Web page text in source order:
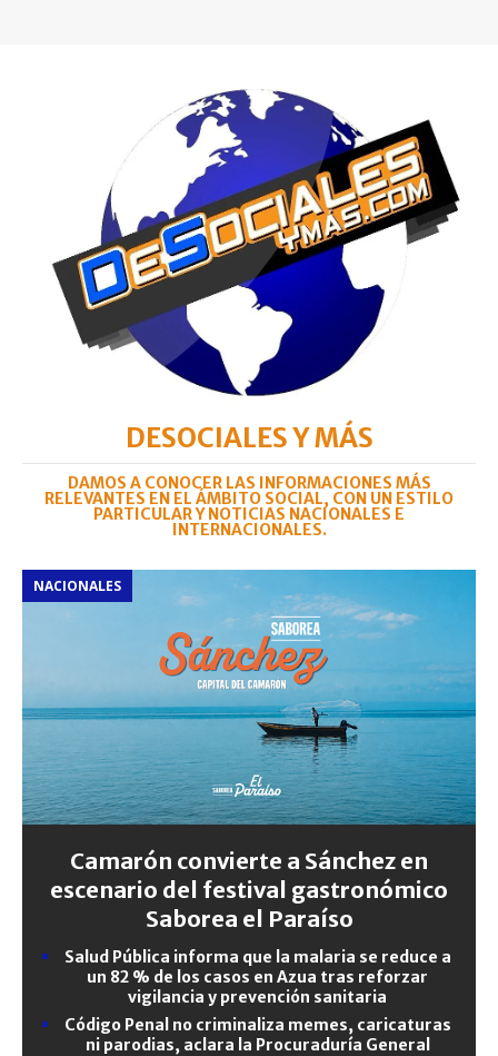
DESOCIALES Y MÁS
DAMOS A CONOCER LAS INFORMACIONES MÁS
RELEVANTES EN EL ÁMBITO SOCIAL, CON UN ESTILO
PARTICULAR Y NOTICIAS NACIONALES E
INTERNACIONALES.
NACIONALES
Camarón convierte a Sánchez en
escenario del festival gastronómico
Saborea el Paraíso
Salud Pública informa que la malaria se reduce a
un 82 % de los casos en Azua tras reforzar
vigilancia y prevención sanitaria
Código Penal no criminaliza memes, caricaturas
ni parodias, aclara la Procuraduría General